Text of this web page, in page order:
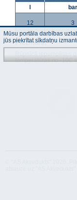
bar
12 3
Piezīmes:
Rūpnīcā iepumpētais
temperatūras no -10C
Mūsu portāla darbības
jūs piekrītat sīkdatņu